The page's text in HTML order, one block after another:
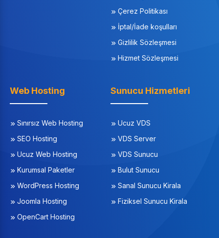
Çerez Politikası
İptal/İade koşulları
Gizlilik Sözleşmesi
Hizmet Sözleşmesi
Web Hosting
Sınırsız Web Hosting
SEO Hosting
Ucuz Web Hosting
Kurumsal Paketler
WordPress Hosting
Joomla Hosting
OpenCart Hosting
Sunucu Hizmetleri
Ucuz VDS
VDS Server
VDS Sunucu
Bulut Sunucu
Sanal Sunucu Kirala
Fiziksel Sunucu Kirala